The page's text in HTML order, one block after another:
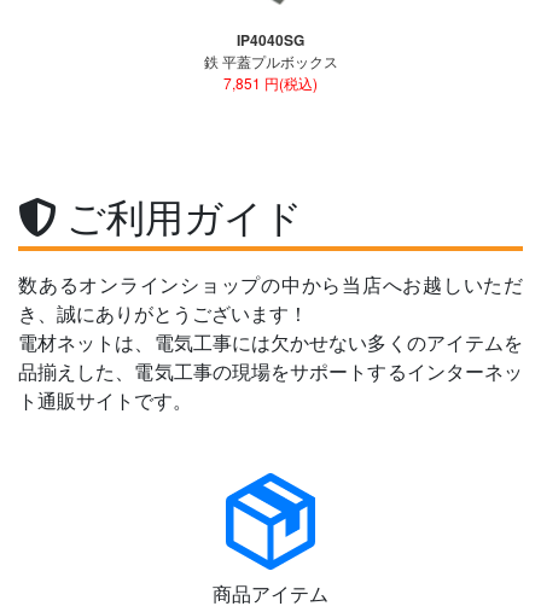
IP4040SG
鉄 平蓋プルボックス
7,851 円(税込)
ご利用ガイド
数あるオンラインショップの中から当店へお越しいただ
き、誠にありがとうございます！
電材ネットは、電気工事には欠かせない多くのアイテムを
品揃えした、電気工事の現場をサポートするインターネッ
ト通販サイトです。
商品アイテム